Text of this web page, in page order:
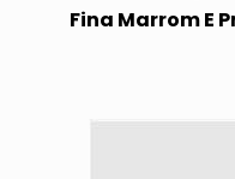
Fina Marrom E